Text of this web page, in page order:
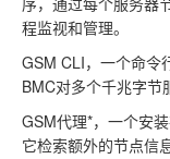
程监视和管理。
GSM CLI，一个命令
BMC对多个千兆字节
GSM代理*，一个安
它检索额外的节点信